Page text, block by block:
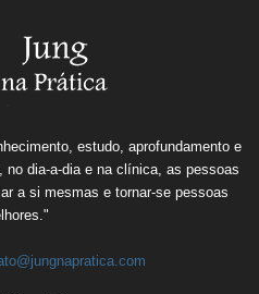
estudo, aprofundamento e
dia-a-dia e na clínica, as pessoas
a si mesmas e tornar-se pessoas